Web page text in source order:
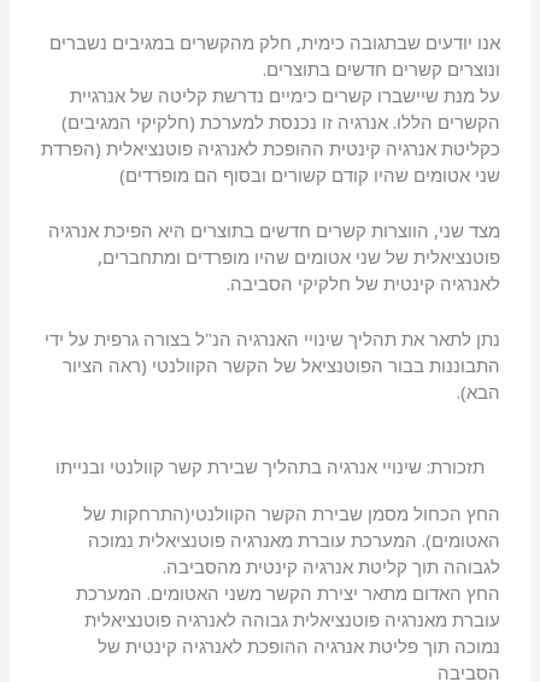
אנו יודעים שבתגובה כימית, חלק מהקשרים במגיבים נשברים
ונוצרים קשרים חדשים בתוצרים.
על מנת שיישברו קשרים כימיים נדרשת קליטה של אנרגיית
הקשרים הללו. אנרגיה זו נכנסת למערכת (חלקיקי המגיבים)
כקליטת אנרגיה קינטית ההופכת לאנרגיה פוטנציאלית (הפרדת
שני אטומים שהיו קודם קשורים ובסוף הם מופרדים)
מצד שני, הווצרות קשרים חדשים בתוצרים היא הפיכת אנרגיה
פוטנציאלית של שני אטומים שהיו מופרדים ומתחברים,
לאנרגיה קינטית של חלקיקי הסביבה.
נתן לתאר את תהליך שינויי האנרגיה הנ"ל בצורה גרפית על ידי
התבוננות בבור הפוטנציאל של הקשר הקוולנטי (ראה הציור
הבא).
תזכורת: שינויי אנרגיה בתהליך שבירת קשר קוולנטי ובנייתו
החץ הכחול מסמן שבירת הקשר הקוולנטי(התרחקות של
האטומים). המערכת עוברת מאנרגיה פוטנציאלית נמוכה
לגבוהה תוך קליטת אנרגיה קינטית מהסביבה.
החץ האדום מתאר יצירת הקשר משני האטומים. המערכת
עוברת מאנרגיה פוטנציאלית גבוהה לאנרגיה פוטנציאלית
נמוכה תוך פליטת אנרגיה ההופכת לאנרגיה קינטית של
הסביבה